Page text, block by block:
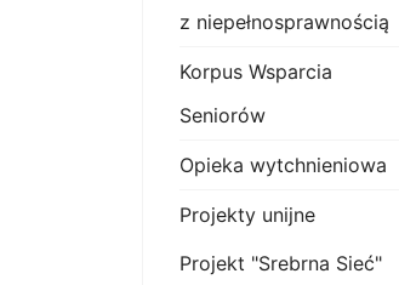
z niepełnosprawnością
Korpus Wsparcia
Seniorów
Opieka wytchnieniowa
Projekty unijne
Projekt "Srebrna Sieć"